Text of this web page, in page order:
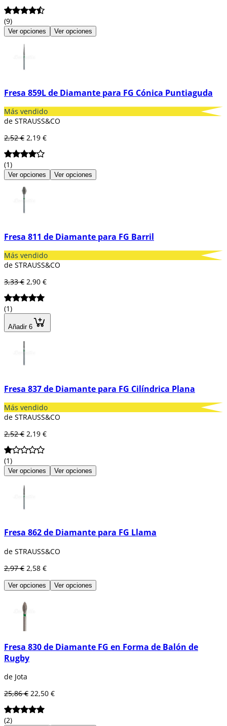
(9)
Ver opciones Ver opciones
Fresa 859L de Diamante para FG Cónica Puntiaguda
Más vendido
de STRAUSS&CO
2,52 € 2,19 €
(1)
Ver opciones Ver opciones
Fresa 811 de Diamante para FG Barril
Más vendido
de STRAUSS&CO
3,33 € 2,90 €
(1)
Añadir 6
Fresa 837 de Diamante para FG Cilíndrica Plana
Más vendido
de STRAUSS&CO
2,52 € 2,19 €
(1)
Ver opciones Ver opciones
Fresa 862 de Diamante para FG Llama
de STRAUSS&CO
2,97 € 2,58 €
Ver opciones Ver opciones
Fresa 830 de Diamante FG en Forma de Balón de
Rugby
de Jota
25,86 € 22,50 €
(2)